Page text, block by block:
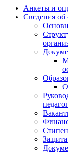
Анкеты и
Сведения об